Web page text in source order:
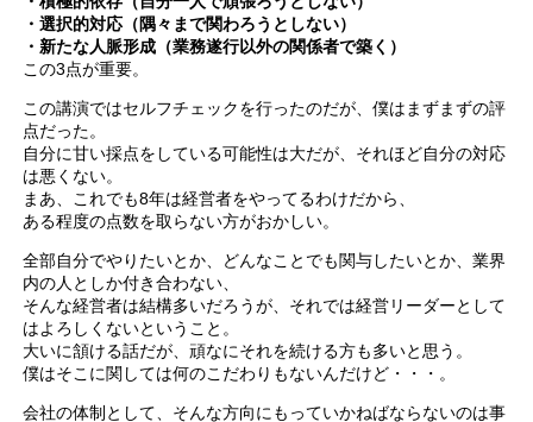
・選択的対応（隅々まで関わろうとしない）
・新たな人脈形成（業務遂行以外の関係者で築く）
この3点が重要。
この講演ではセルフチェックを行ったのだが、僕はまずまずの評
点だった。
自分に甘い採点をしている可能性は大だが、それほど自分の対応
は悪くない。
まあ、これでも8年は経営者をやってるわけだから、
ある程度の点数を取らない方がおかしい。
全部自分でやりたいとか、どんなことでも関与したいとか、業界
内の人としか付き合わない、
そんな経営者は結構多いだろうが、それでは経営リーダーとして
はよろしくないということ。
大いに頷ける話だが、頑なにそれを続ける方も多いと思う。
僕はそこに関しては何のこだわりもないんだけど・・・。
会社の体制として、そんな方向にもっていかねばならないのは事